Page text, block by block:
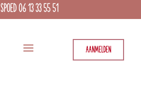
SPOED 06 13 33 55 51
AANMELDEN